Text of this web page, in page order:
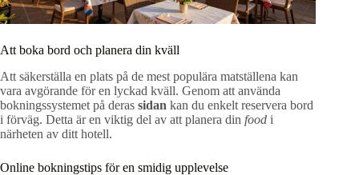
Att boka bord och planera din kväll
Att säkerställa en plats på de mest populära matställena kan
vara avgörande för en lyckad kväll. Genom att använda
bokningssystemet på deras sidan kan du enkelt reservera bord
i förväg. Detta är en viktig del av att planera din food i
närheten av ditt hotell.
Online bokningstips för en smidig upplevelse